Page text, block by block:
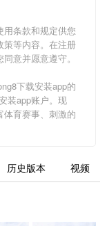
用条款和规定供您
策等内容。在注册
意并愿意遵守。
下载安装app的
装app账户。现
体育赛事、刺激的
历史版本 视频